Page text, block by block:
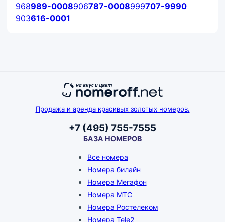
968989-0008906787-0008999707-9990
903616-0001
Продажа и аренда красивых золотых номеров.
+7 (495) 755-7555
БАЗА НОМЕРОВ
Все номера
Номера билайн
Номера Мегафон
Номера МТС
Номера Ростелеком
Номера Tele2